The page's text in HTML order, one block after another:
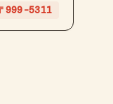
999-5311